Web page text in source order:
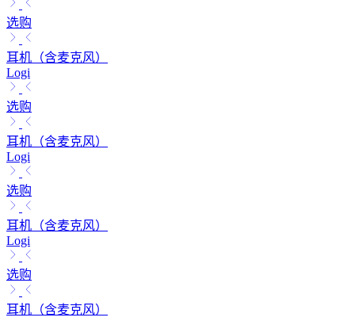
选购
耳机（含麦克风）
Logi
选购
耳机（含麦克风）
Logi
选购
耳机（含麦克风）
Logi
选购
耳机（含麦克风）